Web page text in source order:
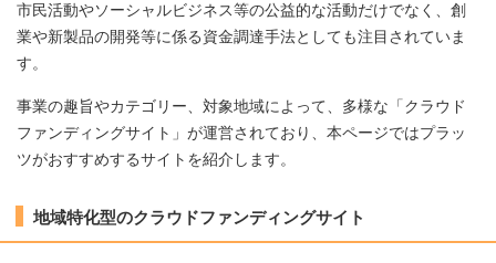
市民活動やソーシャルビジネス等の公益的な活動だけでなく、創
業や新製品の開発等に係る資金調達手法としても注目されていま
す。
事業の趣旨やカテゴリー、対象地域によって、多様な「クラウド
ファンディングサイト」が運営されており、本ページではプラッ
ツがおすすめするサイトを紹介します。
地域特化型のクラウドファンディングサイト